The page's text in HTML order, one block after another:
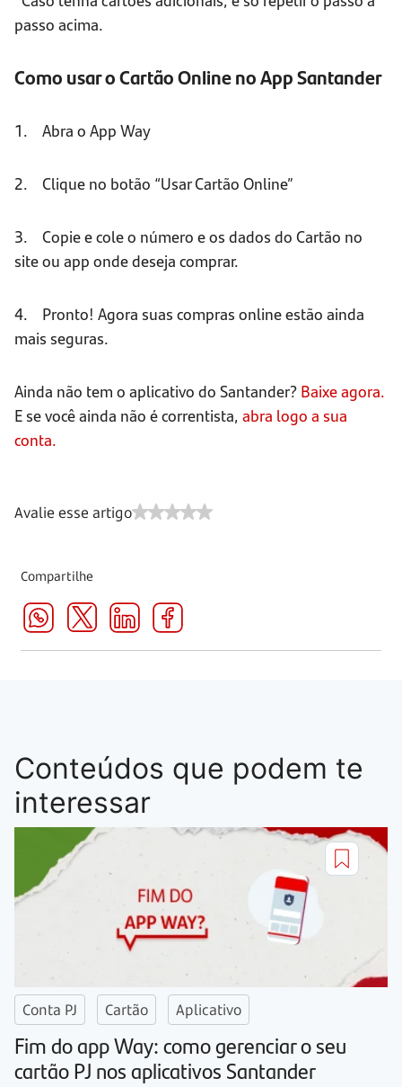
passo acima.
Como usar o Cartão Online no App Santander
1. Abra o App Way
2. Clique no botão “Usar Cartão Online”
3. Copie e cole o número e os dados do Cartão no
site ou app onde deseja comprar.
4. Pronto! Agora suas compras online estão ainda
mais seguras.
Ainda não tem o aplicativo do Santander? Baixe agora.
E se você ainda não é correntista, abra logo a sua
conta.
Avalie esse artigo
Compartilhe
Conteúdos que podem te
interessar
Conta PJ Cartão Aplicativo
Fim do app Way: como gerenciar o seu
cartão PJ nos aplicativos Santander